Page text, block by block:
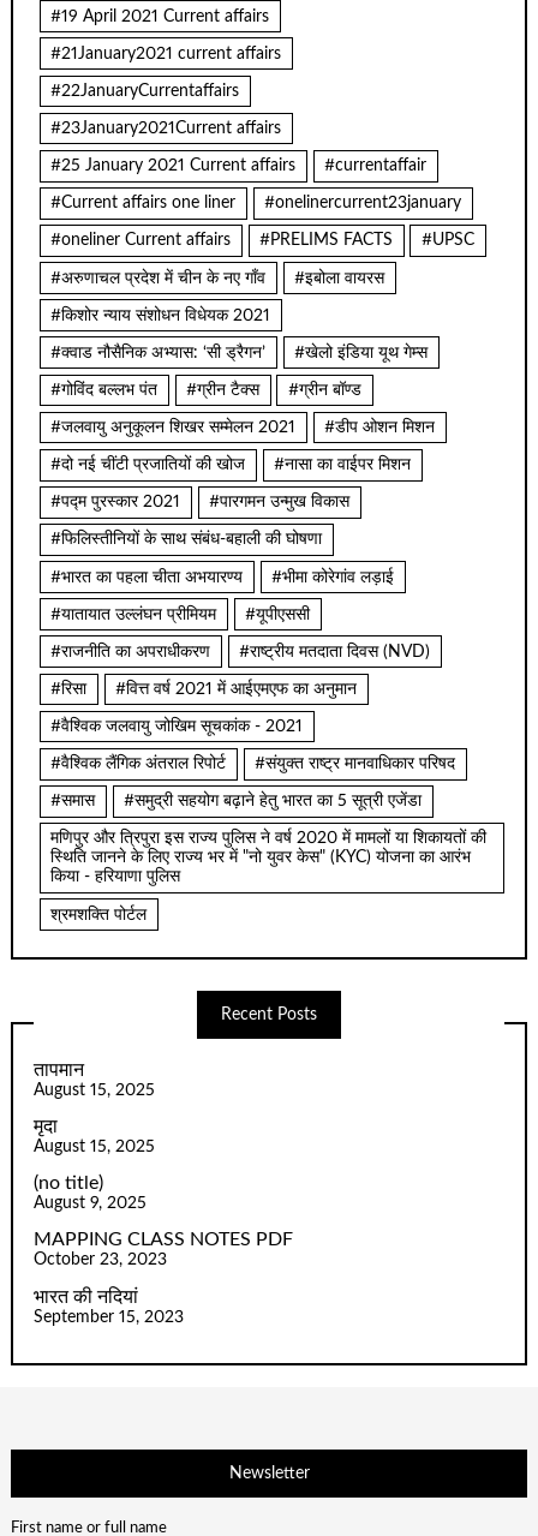
#19 April 2021 Current affairs
#21January2021 current affairs
#22JanuaryCurrentaffairs
#23January2021Current affairs
#25 January 2021 Current affairs #currentaffair
#Current affairs one liner #onelinercurrent23january
#oneliner Current affairs #PRELIMS FACTS #UPSC
#अरुणाचल प्रदेश में चीन के नए गाँव #इबोला वायरस
#किशोर न्याय संशोधन विधेयक 2021
#क्वाड नौसैनिक अभ्यास: ‘सी ड्रैगन’ #खेलो इंडिया यूथ गेम्स
#गोविंद बल्लभ पंत #ग्रीन टैक्स #ग्रीन बॉण्ड
#जलवायु अनुकूलन शिखर सम्मेलन 2021 #डीप ओशन मिशन
#दो नई चींटी प्रजातियों की खोज #नासा का वाईपर मिशन
#पद्म पुरस्कार 2021 #पारगमन उन्मुख विकास
#फिलिस्तीनियों के साथ संबंध-बहाली की घोषणा
#भारत का पहला चीता अभयारण्य #भीमा कोरेगांव लड़ाई
#यातायात उल्लंघन प्रीमियम #यूपीएससी
#राजनीति का अपराधीकरण #राष्ट्रीय मतदाता दिवस (NVD)
#रिसा #वित्त वर्ष 2021 में आईएमएफ का अनुमान
#वैश्विक जलवायु जोखिम सूचकांक - 2021
#वैश्विक लैंगिक अंतराल रिपोर्ट #संयुक्त राष्ट्र मानवाधिकार परिषद
#समास #समुद्री सहयोग बढ़ाने हेतु भारत का 5 सूत्री एजेंडा
मणिपुर और त्रिपुरा इस राज्य पुलिस ने वर्ष 2020 में मामलों या शिकायतों की
स्थिति जानने के लिए राज्य भर में "नो युवर केस" (KYC) योजना का आरंभ
किया - हरियाणा पुलिस
श्रमशक्ति पोर्टल
Recent Posts
तापमान
August 15, 2025
मृदा
August 15, 2025
(no title)
August 9, 2025
MAPPING CLASS NOTES PDF
October 23, 2023
भारत की नदियां
September 15, 2023
Newsletter
First name or full name